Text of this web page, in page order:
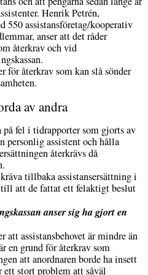
Henrik Petrén,
550 assistansföretag/kooperativ
anser att det råder
återkrav och vid
för återkrav som kan slå sönder
av andra
på fel i tidrapporter som gjorts av
personlig assistent och hålla
återkrävs då
tillbaka assistansersättning i
att de fattat ett felaktigt beslut
anser sig ha gjort en
att assistansbehovet är mindre än
en grund för återkrav som
att anordnaren borde ha insett
stort problem att såväl